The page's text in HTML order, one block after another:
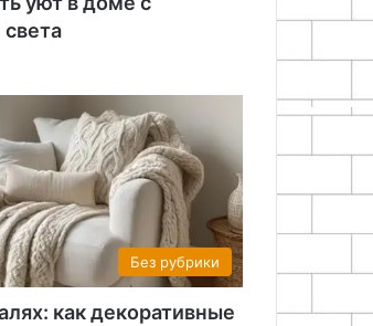
Без рубрики
как декоративные